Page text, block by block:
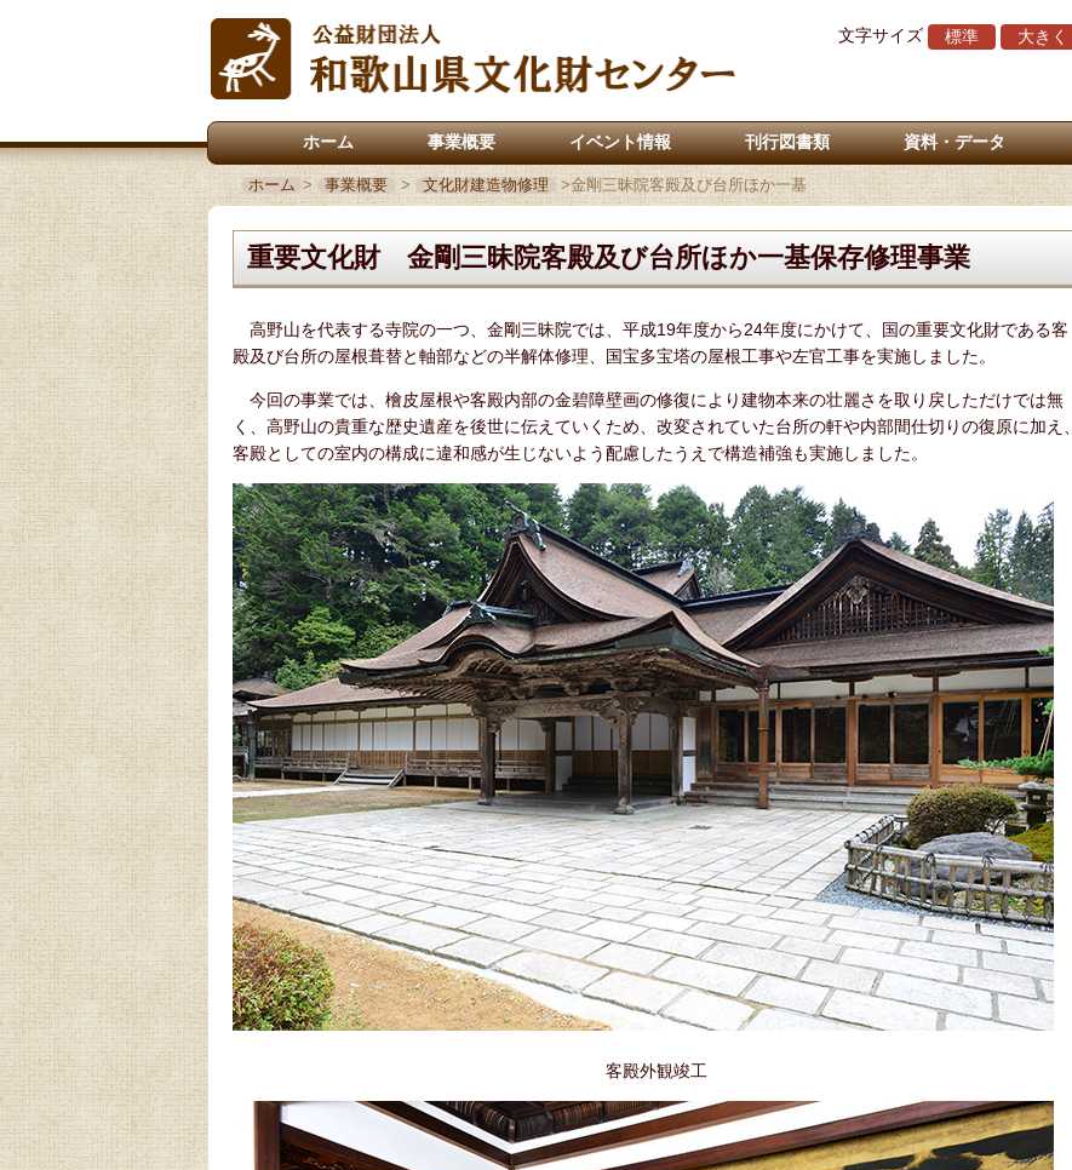
文字サイズ 標準 大きく
ホーム 事業概要 イベント情報 刊行図書類 資料・データ
ホーム > 事業概要 > 文化財建造物修理 >金剛三昧院客殿及び台所ほか一基
重要文化財 金剛三昧院客殿及び台所ほか一基保存修理事業
高野山を代表する寺院の一つ、金剛三昧院では、平成19年度から24年度にかけて、国の重要文化財である客
殿及び台所の屋根葺替と軸部などの半解体修理、国宝多宝塔の屋根工事や左官工事を実施しました。
今回の事業では、檜皮屋根や客殿内部の金碧障壁画の修復により建物本来の壮麗さを取り戻しただけでは無
く、高野山の貴重な歴史遺産を後世に伝えていくため、改変されていた台所の軒や内部間仕切りの復原に加え、
客殿としての室内の構成に違和感が生じないよう配慮したうえで構造補強も実施しました。
客殿外観竣工